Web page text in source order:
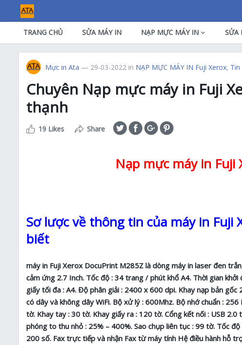
TRANG CHỦ SỬA MÁY IN NẠP MỰC MÁY IN SỬA
Mực in Ata — 29-03-2022 in NẠP MỰC MÁY IN Fuji Xerox,
Chuyên Nạp mực máy in Fuji
thạnh
19 Likes Share
Nạp mực máy in Fuji
Sơ lược về thông tin của máy in Fuji
biết
máy in Fuji Xerox DocuPrint M285Z là dòng máy in laser đen
cảm ứng 2.7 Inch. Tốc độ : 34 trang / phút khổ A4. Thời gian
giấy tối đa : A4. Độ phân giải : 2400 x 600 dpi. Khay nạp bản
có dây và không dây WiFi. Bộ xử lý : 600Mhz. Bộ nhớ chuẩn :
tờ. Khay tay : 30 tờ. Khay giấy ra : 120 tờ. Cổng kết nối : USB
phóng to thu nhỏ : 25% – 400%. Sao chụp liên tục : 99 tờ. Tốc
200 số. Fax trực tiếp và nhận Fax từ máy tính Hệ điều hành